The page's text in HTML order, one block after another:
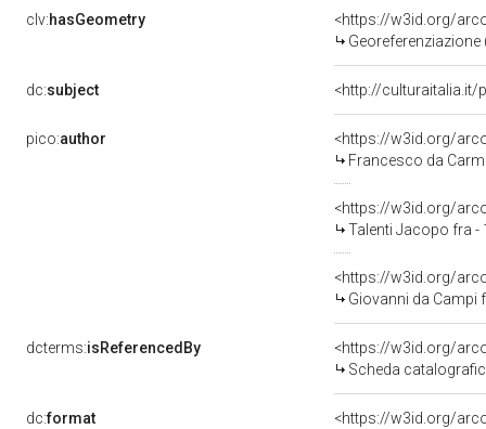
clv:hasGeometry
<https://w3id.org/
dc:subject <http://culturaitalia.it/
pico:author
<https://w3id.org/
Francesco da
<https://w3id.org/
Talenti Jacopo fra -
<https://w3id.org/
Giovanni da Campi
dcterms:isReferencedBy
<https://w3id.org/
Scheda
dc:format
<https://w3id.org/